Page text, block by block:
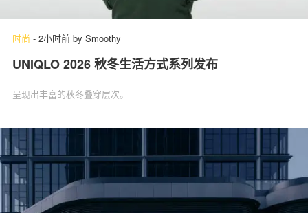
时尚 - 2小时前 by Smoothy
UNIQLO 2026 秋冬生活方式系列发布
呈现出丰富的秋冬叠穿层次。